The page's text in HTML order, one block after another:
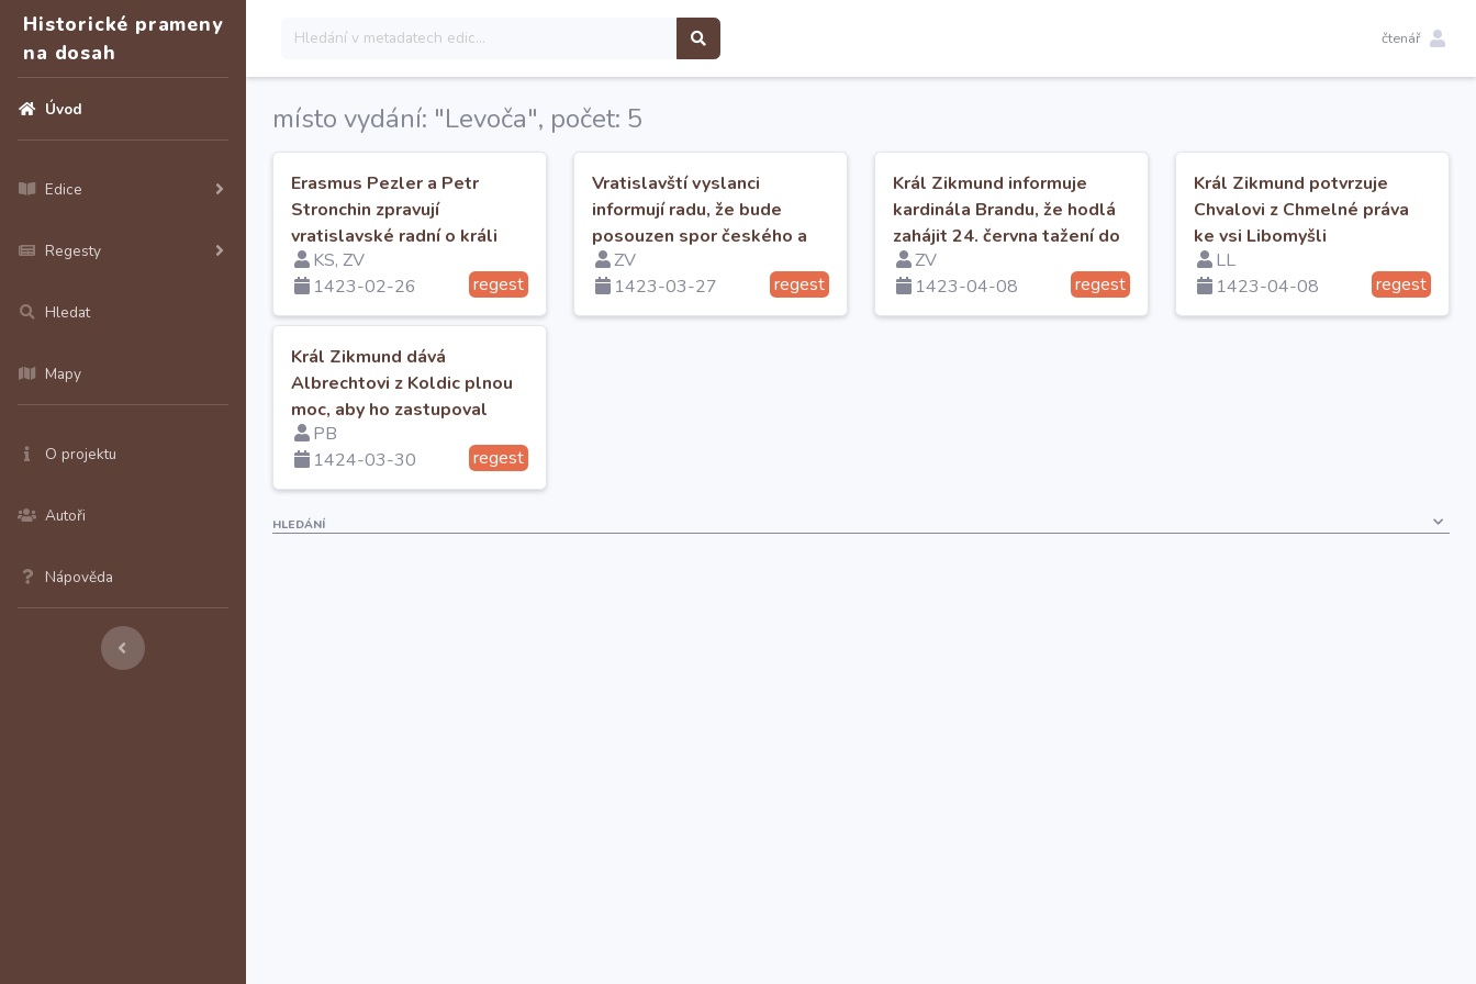
Historické prameny
na dosah
Úvod
Edice
Regesty
Hledat
Mapy
O projektu
Autoři
Nápověda
čtenář
místo vydání: "Levoča", počet: 5
Erasmus Pezler a Petr
Stronchin zpravují
vratislavské radní o králi
Zikmundovi.
KS, ZV
1423-02-26
regest
Vratislavští vyslanci
informují radu, že bude
posouzen spor českého a
polského krále a Řádu
ZV
1423-03-27
regest
Král Zikmund informuje
kardinála Brandu, že hodlá
zahájit 24. června tažení do
Čech.
ZV
1423-04-08
regest
Král Zikmund potvrzuje
Chvalovi z Chmelné práva
ke vsi Libomyšli
LL
1423-04-08
regest
Král Zikmund dává
Albrechtovi z Koldic plnou
moc, aby ho zastupoval
v procesu s Mathisem
Dompnigem ve Vratislavi
PB
1424-03-30
regest
HLEDÁNÍ